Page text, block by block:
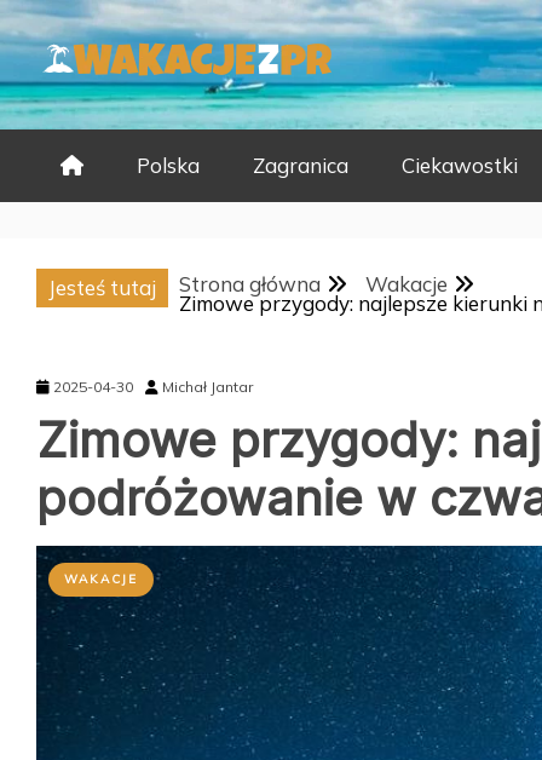
Skip
to
content
Polska Zagranica Ciekawostki
Jesteś tutaj Strona główna Wakacje
Zimowe przygody: najlepsze
2025-04-30 Michał Jantar
Zimowe przygody:
podróżowanie w
WAKACJE